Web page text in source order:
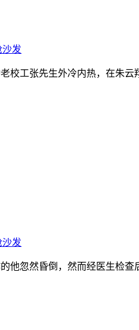
沙发
校工张先生外冷内热，在朱
沙发
他忽然昏倒，然而经医生检